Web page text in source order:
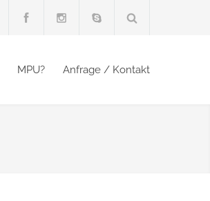
MPU? Anfrage / Kontakt